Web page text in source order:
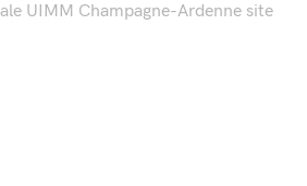
UIMM Champagne-Ardenne site